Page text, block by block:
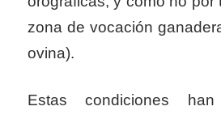
zona de vocación
ovina).
Estas condiciones